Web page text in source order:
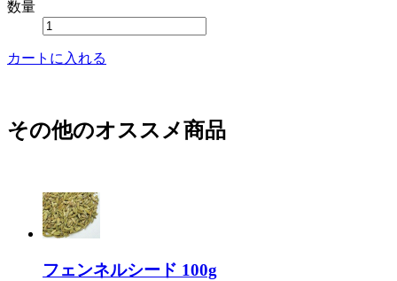
数量
カートに入れる
その他のオススメ商品
フェンネルシード 100g